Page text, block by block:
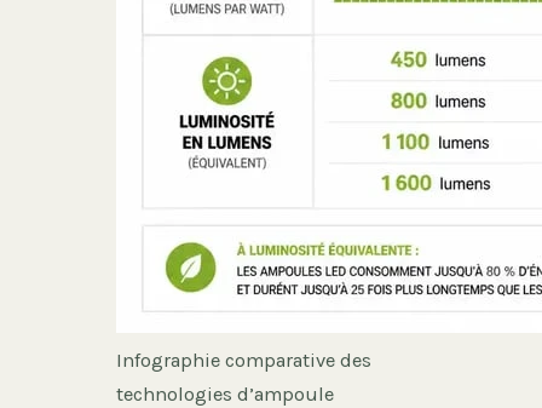
Infographie comparative des
technologies d’ampoule